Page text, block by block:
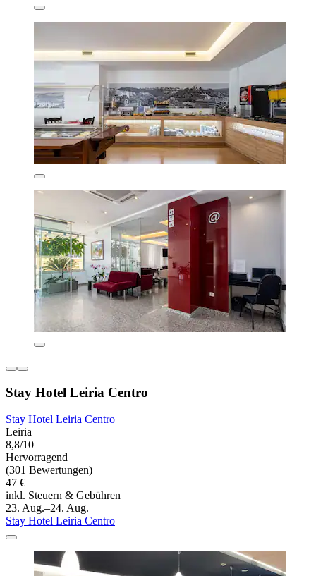
Stay Hotel Leiria Centro
Stay Hotel Leiria Centro
Leiria
8,8/10
Hervorragend
(301 Bewertungen)
47 €
inkl. Steuern & Gebühren
23. Aug.–24. Aug.
Stay Hotel Leiria Centro